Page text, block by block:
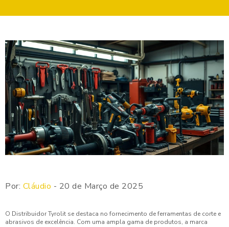
Por: Cláudio - 20 de Março de 2025
O Distribuidor Tyrolit se destaca no fornecimento de ferramentas de corte e
abrasivos de excelência. Com uma ampla gama de produtos, a marca